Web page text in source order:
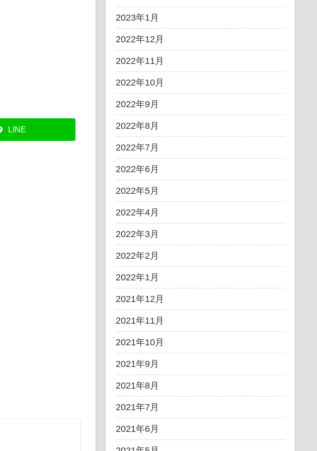
LINE
2023年1月
2022年12月
2022年11月
2022年10月
2022年9月
2022年8月
2022年7月
2022年6月
2022年5月
2022年4月
2022年3月
2022年2月
2022年1月
2021年12月
2021年11月
2021年10月
2021年9月
2021年8月
2021年7月
2021年6月